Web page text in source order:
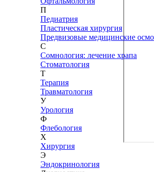
П
Педиатрия
Пластическая хирургия
Предвизовые медицинские
С
Сомнология: лечение храпа
Стоматология
Т
Терапия
Травматология
У
Урология
Ф
Флебология
Х
Хирургия
Э
Эндокринология